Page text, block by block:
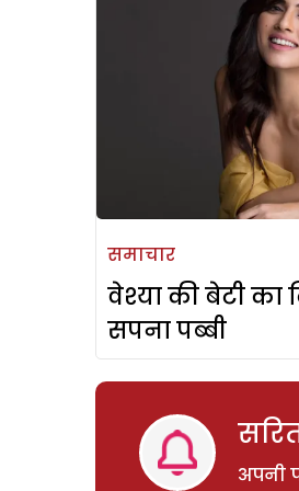
समाचार
वेश्या की बेटी का
सपना पब्बी
अपनी